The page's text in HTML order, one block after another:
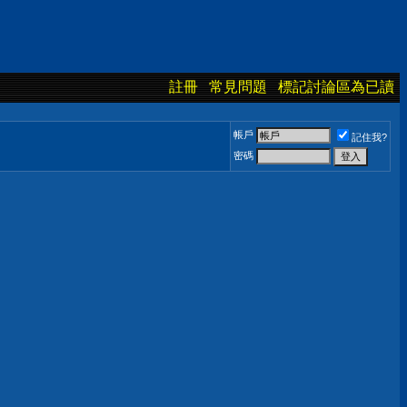
註冊 常見問題 標記討論區為已讀
帳戶
記住我?
密碼